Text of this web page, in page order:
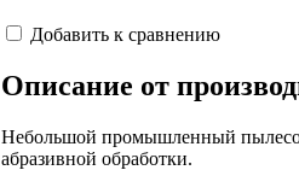
Добавить к сравнению
Описание от
Небольшой промышленный
абразивной обработки.